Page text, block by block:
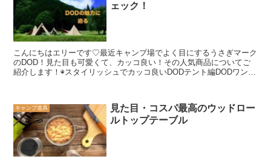
ェック！
こんにちはエリーです♡最近キャンプ場でよく目にするうさぎマーク
のDOD！見た目も可愛くて、カッコ良い！その人気商品についてご
紹介します！◉スタイリッシュでカッコ良いDODテント編DODワンポ
キャンプ道具
見た目・コスパ最高のウッドロー
ルトップテーブル